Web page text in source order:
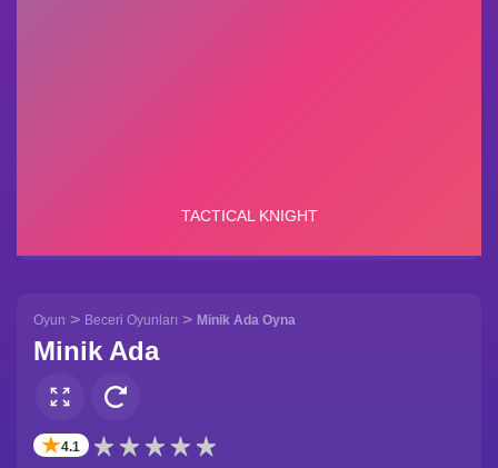
Oyun > Beceri Oyunları > Minik Ada Oyna
Minik Ada
✭4.1